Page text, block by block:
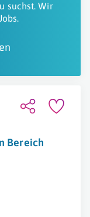
suchst. Wir
Bereich